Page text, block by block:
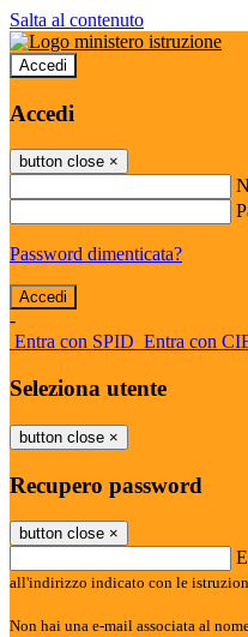
Salta al contenuto
Accedi
Accedi
button close ×
Password dimenticata?
-
Entra con SPID Entra con
Seleziona utente
button close ×
Recupero password
button close ×
all'indirizzo indicato con le
Non hai una e-mail associata al